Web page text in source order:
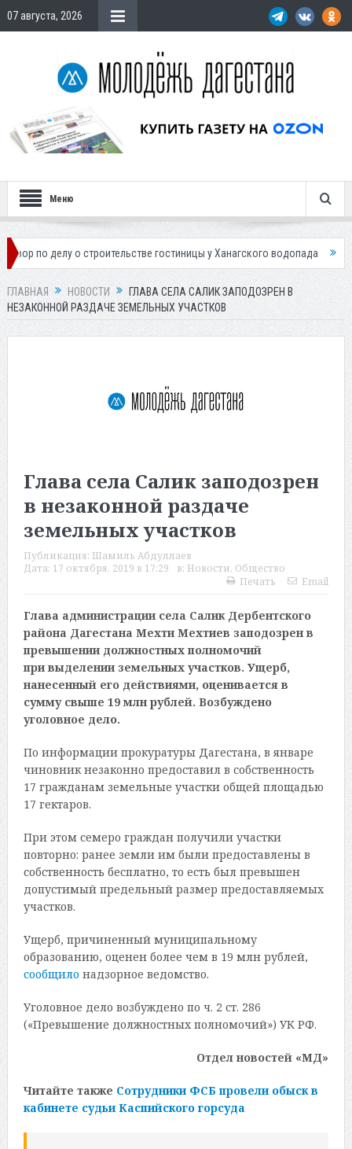
07 августа, 2026
Меню
о строительстве гостиницы у Ханагского водопада Власти
ГЛАВНАЯ НОВОСТИ
ГЛАВА СЕЛА САЛИК ЗАПОДОЗРЕН В
НЕЗАКОННОЙ РАЗДАЧЕ ЗЕМЕЛЬНЫХ УЧАСТКОВ
Глава села Салик заподозрен
в незаконной раздаче
земельных участков
Публикация: Шамиль Абдуллаев
Дата: 17 октября, 2019 в 17:29 в: Новости, Общество
Печать
Email
Глава администрации села Салик Дербентского
района Дагестана Мехти Мехтиев заподозрен в
превышении должностных полномочий
при выделении земельных участков. Ущерб,
нанесенный его действиями, оценивается в
сумму свыше 19 млн рублей. Возбуждено
уголовное дело.
По информации прокуратуры Дагестана, в январе
чиновник незаконно предоставил в собственность
17 гражданам земельные участки общей площадью
17 гектаров.
При этом семеро граждан получили участки
повторно: ранее земли им были предоставлены в
собственность бесплатно, то есть был превышен
допустимый предельный размер предоставляемых
участков.
Ущерб, причиненный муниципальному
образованию, оценен более чем в 19 млн рублей,
сообщило надзорное ведомство.
Уголовное дело возбуждено по ч. 2 ст. 286
(«Превышение должностных полномочий») УК РФ.
Отдел новостей «МД»
Читайте также Сотрудники ФСБ провели обыск в
кабинете судьи Каспийского горсуда